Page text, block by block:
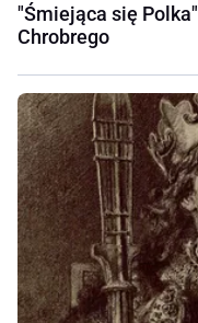
"Śmiejąca się
Chrobrego